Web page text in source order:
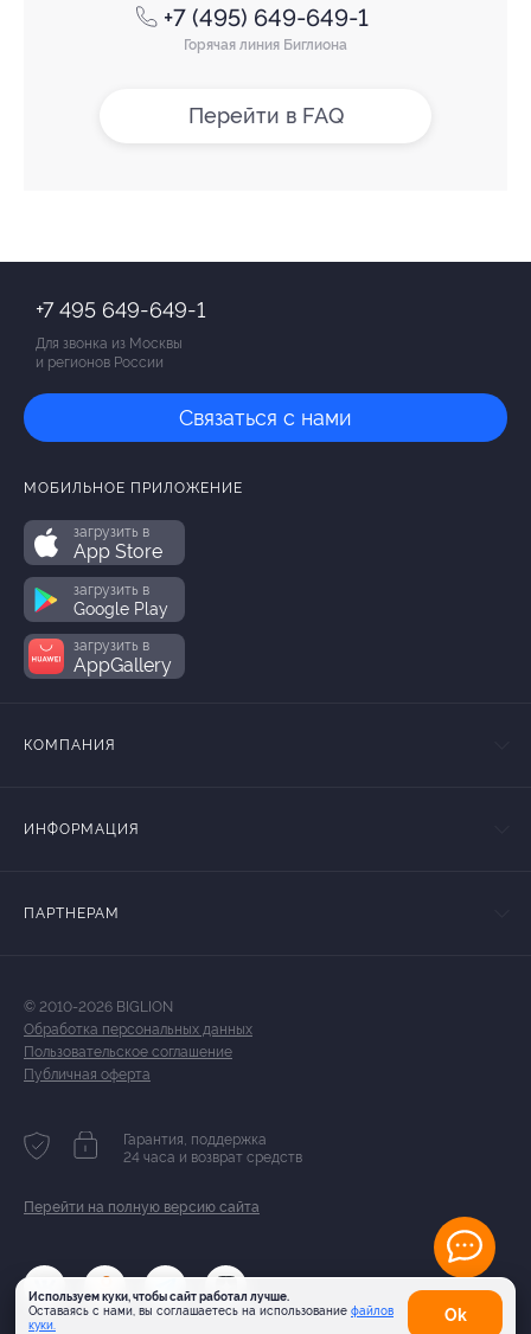
+7 (495) 649-649-1
Горячая линия Биглиона
Перейти в FAQ
Используем куки, чтобы сайт работал лучше.
Оставаясь с нами, вы соглашаетесь на использование файлов
куки.
Оk
+7 495 649-649-1
Для звонка из Москвы
и регионов России
Связаться с нами
МОБИЛЬНОЕ ПРИЛОЖЕНИЕ
загрузить в
App Store
загрузить в
Google Play
загрузить в
AppGallery
КОМПАНИЯ
ИНФОРМАЦИЯ
ПАРТНЕРАМ
© 2010-2026 BIGLION
Обработка персональных данных
Пользовательское соглашение
Публичная оферта
Гарантия, поддержка
24 часа и возврат средств
Перейти на полную версию сайта